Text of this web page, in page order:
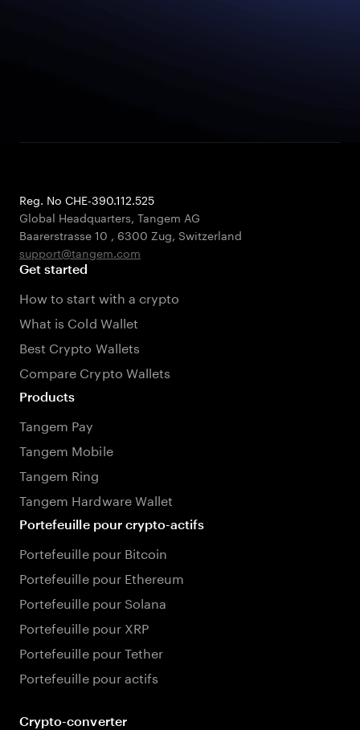
Reg. No CHE-390.112.525
Global Headquarters, Tangem AG
Baarerstrasse 10 , 6300 Zug, Switzerland
support@tangem.com
Get started
How to start with a crypto
What is Cold Wallet
Best Crypto Wallets
Compare Crypto Wallets
Products
Tangem Pay
Tangem Mobile
Tangem Ring
Tangem Hardware Wallet
Portefeuille pour crypto-actifs
Portefeuille pour Bitcoin
Portefeuille pour Ethereum
Portefeuille pour Solana
Portefeuille pour XRP
Portefeuille pour Tether
Portefeuille pour actifs
Crypto-converter